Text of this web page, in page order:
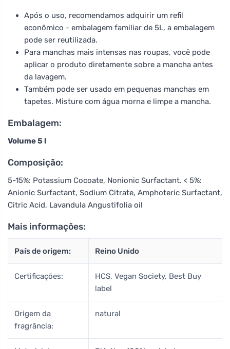
Após o uso, recomendamos adquirir um refil
econômico - embalagem familiar de 5L, a embalagem
pode ser reutilizada.
Para manchas mais intensas nas roupas, você pode
aplicar o produto diretamente sobre a mancha antes
da lavagem.
Também pode ser usado em pequenas manchas em
tapetes. Misture com água morna e limpe a mancha.
Embalagem:
Volume 5 l
Composição:
5-15%: Potassium Cocoate, Nonionic Surfactant. < 5%:
Anionic Surfactant, Sodium Citrate, Amphoteric Surfactant,
Citric Acid, Lavandula Angustifolia oil
Mais informações:
País de origem: Reino Unido
Certificações:
HCS, Vegan Society, Best Buy
label
Origem da
fragrância:
natural